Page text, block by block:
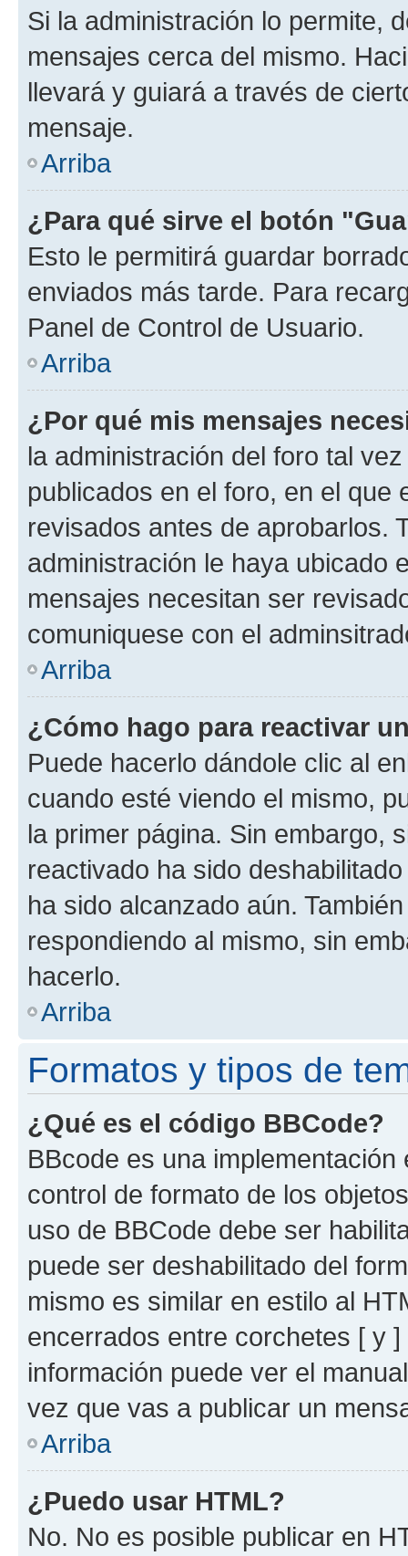
Si la administración lo permite,
mensajes cerca del mismo.
llevará y guiará a través de
mensaje.
Arriba
¿Para qué sirve el botón
Esto le permitirá guardar
enviados más tarde. Para
Panel de Control de Usuario.
Arriba
¿Por qué mis mensajes
la administración del foro tal
publicados en el foro, en el
revisados antes de aprobarlos.
administración le haya ubicado
mensajes necesitan ser
comuniquese con el
Arriba
¿Cómo hago para reactivar
Puede hacerlo dándole clic al
cuando esté viendo el mismo,
la primer página. Sin embargo,
reactivado ha sido
ha sido alcanzado aún.
respondiendo al mismo, sin
hacerlo.
Arriba
Formatos y tipos de
¿Qué es el código BBCode?
BBcode es una
control de formato de los
uso de BBCode debe ser
puede ser deshabilitado del
mismo es similar en estilo al
encerrados entre corchetes [ y
información puede ver el
vez que vas a publicar un
Arriba
¿Puedo usar HTML?
No. No es posible publicar en